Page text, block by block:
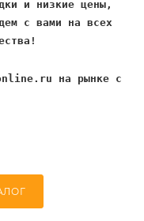
и низкие цены,
с вами на всех
на рынке с